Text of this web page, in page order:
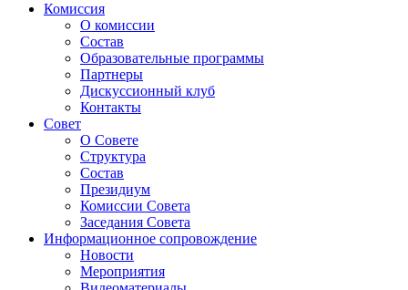
Комиссия
О комиссии
Состав
Образовательные программы
Партнеры
Дискуссионный клуб
Контакты
Совет
О Совете
Структура
Состав
Президиум
Комиссии Совета
Заседания Совета
Информационное сопровождение
Новости
Мероприятия